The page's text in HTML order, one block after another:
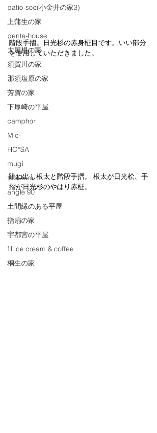
patio-soe(小金井の家3)
上蒲生の家
penta-house
大屋根の家
須賀川の家
那須塩原の家
芳賀の家
下厚崎の平屋
camphor
Mic-
HO*SA
mugi
tam-tam
angle 90
土間縁のある平屋
指扇の家
宇都宮の平屋
fil ice cream & coffee
桐生の家
階段手摺。日光杉の赤身柾目です。いい部分
を使用していただきました。
跳ね出し根太と階段手摺。 根太が日光桧、手
摺が日光杉のやはり赤柾。